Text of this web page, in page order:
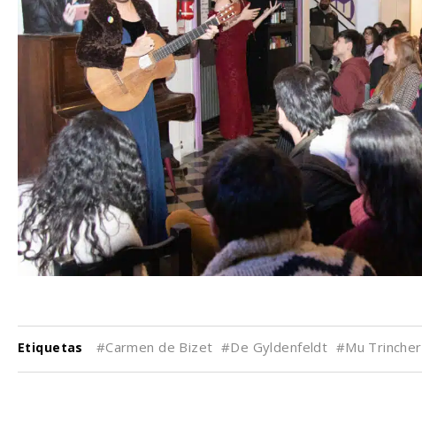
Etiquetas #Carmen de Bizet #De Gyldenfeldt #Mu